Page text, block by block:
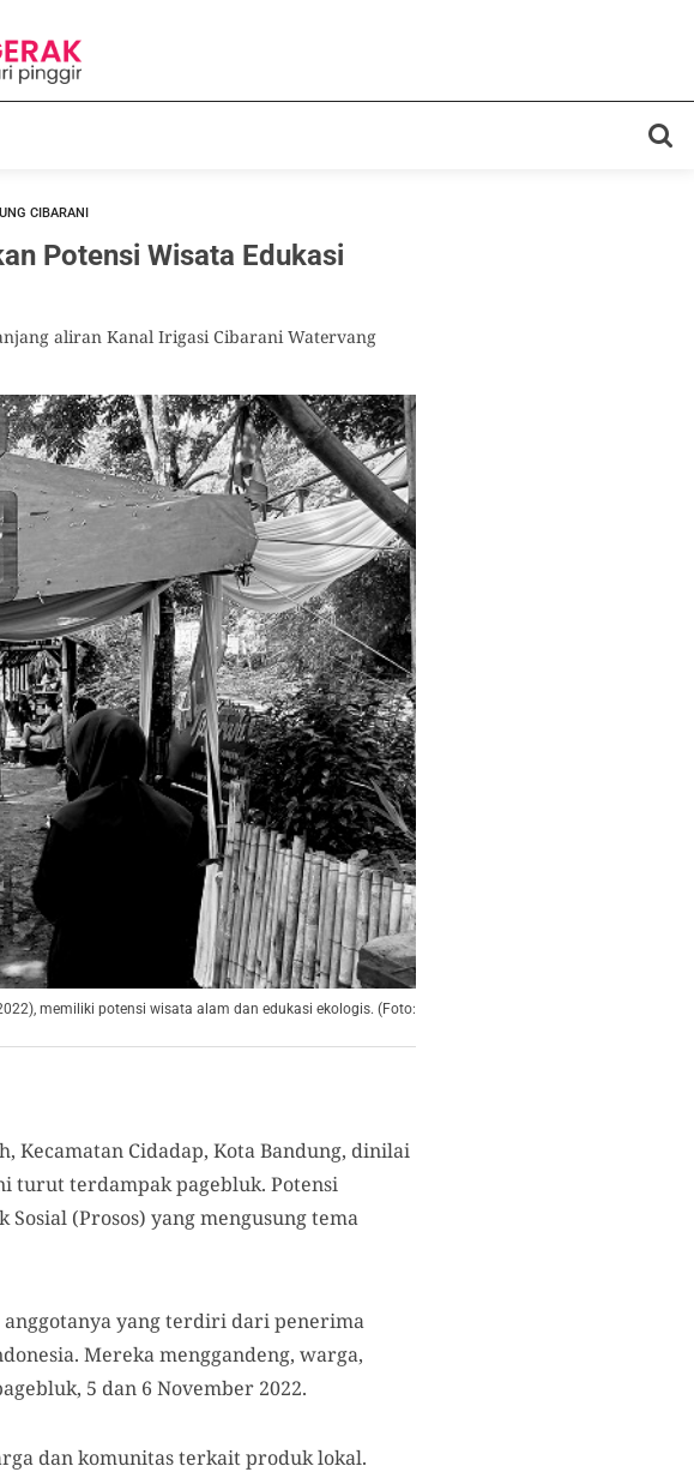
CIBARANI
Potensi Wisata Edukasi
aliran Kanal Irigasi Cibarani Watervang
memiliki potensi wisata alam dan edukasi ekologis. (Foto:
Kecamatan Cidadap, Kota Bandung, dinilai
turut terdampak pagebluk. Potensi
Sosial (Prosos) yang mengusungtema
anggotanyayang terdiri dari penerima
. Mereka menggandeng, warga,
agebluk, 5 dan 6 November 2022.
dan komunitas terkait produk lokal.